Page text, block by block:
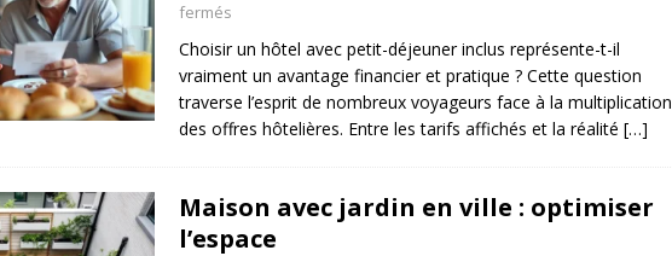
[ août 7, 2026 ]
Cuivre bienfait : ce que ce minéral fait vraiment pour vous
fermés
Choisir un hôtel avec petit-déjeuner inclus représente-t-il
vraiment un avantage financier et pratique ? Cette question
traverse l’esprit de nombreux voyageurs face à la multiplication
des offres hôtelières. Entre les tarifs affichés et la réalité […]
Maison avec jardin en ville : optimiser
l’espace